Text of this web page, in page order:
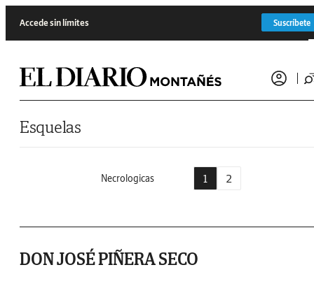
Accede sin límites Suscríbete
Esquelas
Necrologicas 1 2
DON JOSÉ PIÑERA SECO